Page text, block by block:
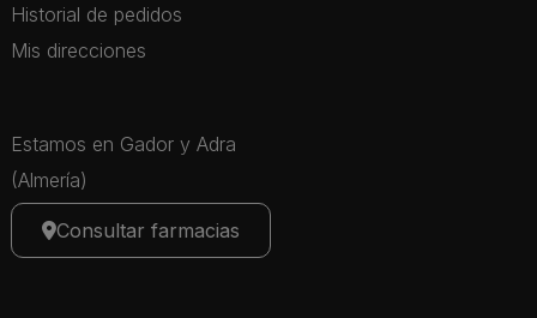
Historial de pedidos
Mis direcciones
Estamos en Gador y Adra
(Almería)
Consultar farmacias